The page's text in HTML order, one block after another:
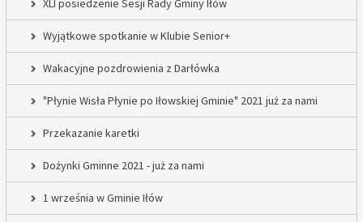
XLI posiedzenie Sesji Rady Gminy Iłów
Wyjątkowe spotkanie w Klubie Senior+
Wakacyjne pozdrowienia z Darłówka
"Płynie Wisła Płynie po Iłowskiej Gminie" 2021 już za nami
Przekazanie karetki
Dożynki Gminne 2021 - już za nami
1 września w Gminie Iłów